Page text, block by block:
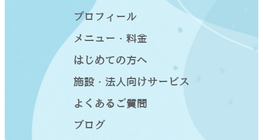
プロフィール
メニュー・料金
はじめての方へ
施設・法人向けサービス
よくあるご質問
ブログ